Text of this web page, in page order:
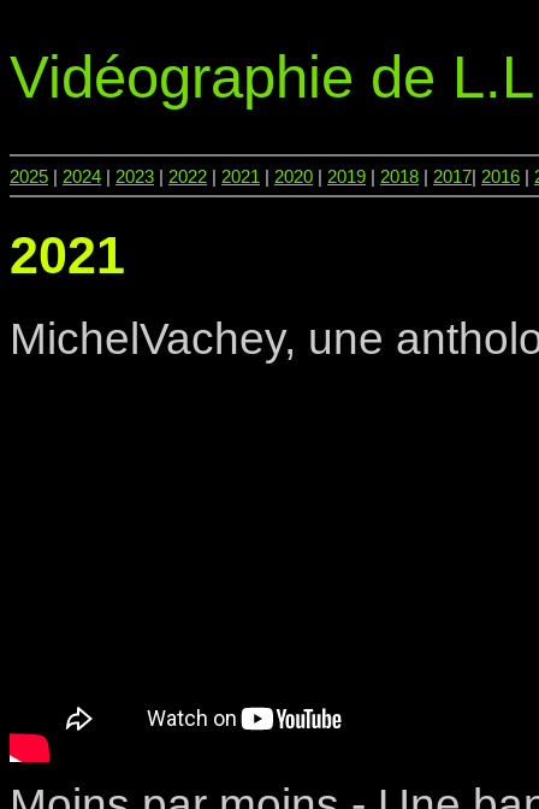
Vidéographie de
2025 | 2024 | 2023 | 2022 | 2021 | 2020 | 2019 | 2018 | 2017| 2016 |
2021
MichelVachey, une